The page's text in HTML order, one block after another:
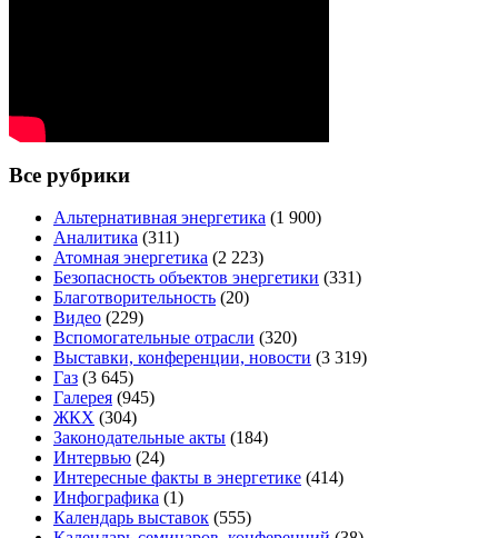
Все рубрики
Альтернативная энергетика (1 900)
Аналитика (311)
Атомная энергетика (2 223)
Безопасность объектов энергетики (331)
Благотворительность (20)
Видео (229)
Вспомогательные отрасли (320)
Выставки, конференции, новости (3 319)
Газ (3 645)
Галерея (945)
ЖКХ (304)
Законодательные акты (184)
Интервью (24)
Интересные факты в энергетике (414)
Инфографика (1)
Календарь выставок (555)